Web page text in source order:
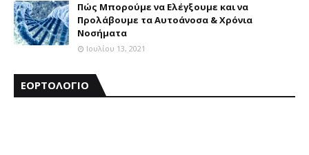
Πώς Μπορούμε να Ελέγξουμε και να
Προλάβουμε τα Αυτοάνοσα & Χρόνια
Νοσήματα
Ιουλίου 13, 2021
ΕΟΡΤΟΛΟΓΙΟ